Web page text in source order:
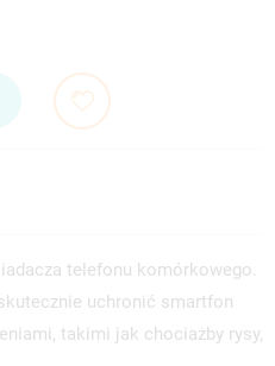
telefonu komórkowego.
uchronić smartfon
takimi jak chociażby rysy,